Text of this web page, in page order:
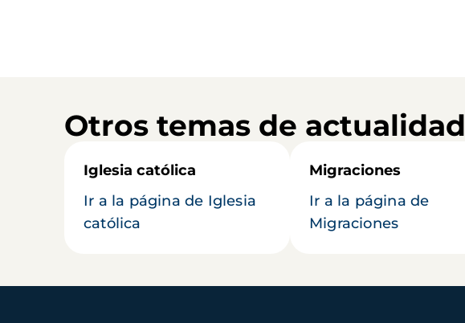
Otros temas de actualidad
Iglesia católica
Ir a la página de Iglesia
católica
Migraciones
Ir a la página de
Migraciones